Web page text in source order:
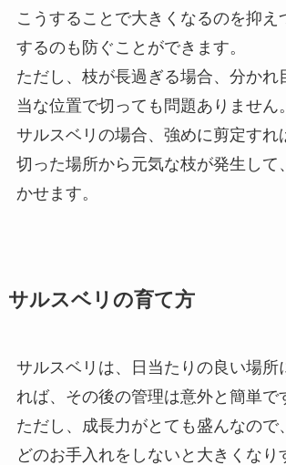
こうすることで大きくなるのを抑え
するのも防ぐことができます。
ただし、枝が長過ぎる場合、分かれ
当な位置で切っても問題ありません。
サルスベリの場合、強めに剪定すれ
切った場所から元気な枝が発生して
かせます。
サルスベリの育て方
サルスベリは、日当たりの良い場所
れば、その後の管理は意外と簡単で
ただし、成長力がとても盛んなので
どのお手入れをしないと大きくなり